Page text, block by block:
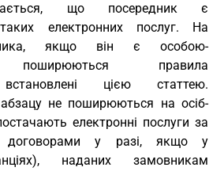
що посередник є
електронних послуг. На
якщо він є особою-
поширюються правила
встановлені цією статтею.
не поширюються на осіб-
електронні послуги за
договорами у разі, якщо у
наданих замовникам